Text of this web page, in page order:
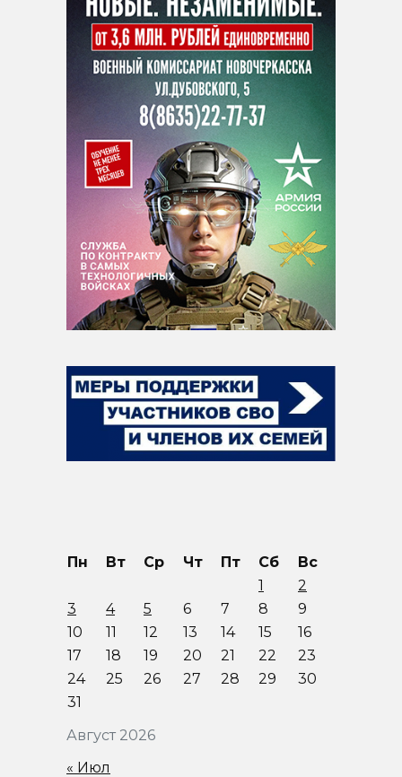
Август 2026
Пн Вт Ср Чт Пт Сб
Вс
1
2
3
4 5 6 7 8
9
10
11 12 13 14 15
16
17
18 19 20 21 22
23
24
25 26 27 28 29
30
31
« Июл